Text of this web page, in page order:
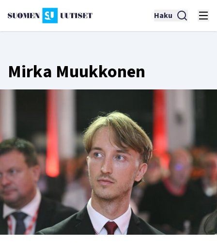
Haku
Mirka Muukkonen